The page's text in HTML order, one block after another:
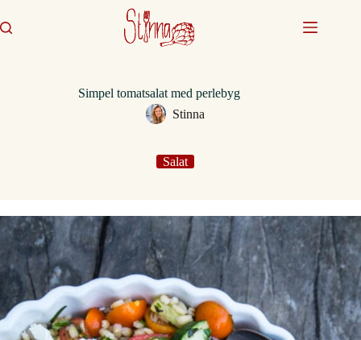
til
indhold
Simpel tomatsalat med perlebyg
Stinna
Salat